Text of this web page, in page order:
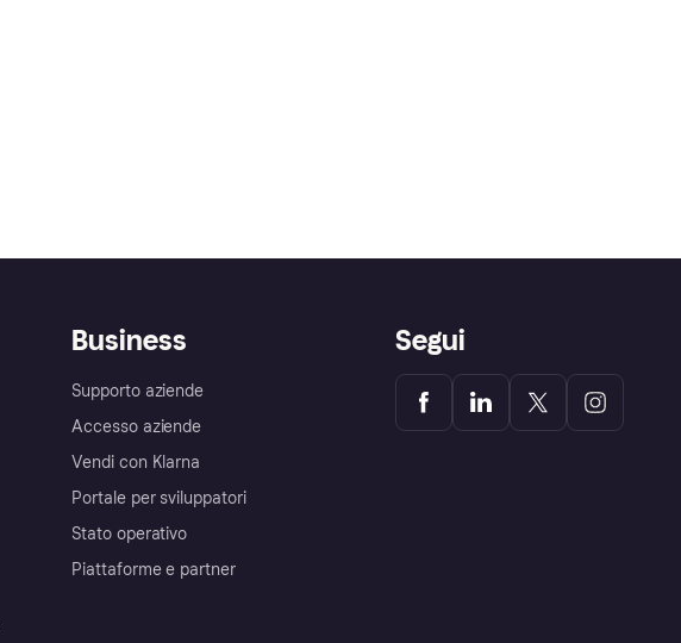
Business
Supporto aziende
Accesso aziende
Vendi con Klarna
Portale per sviluppatori
Stato operativo
Piattaforme e partner
Segui